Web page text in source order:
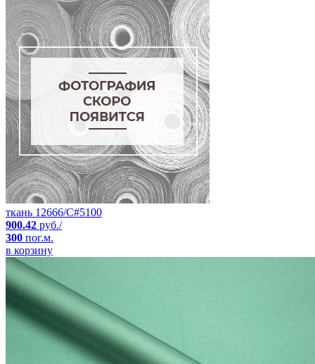
ткань 12666/C#5100
900.42 руб./
300 пог.м.
в корзину